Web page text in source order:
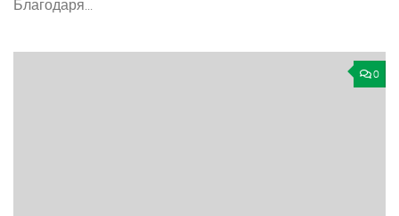
Благодаря...
0